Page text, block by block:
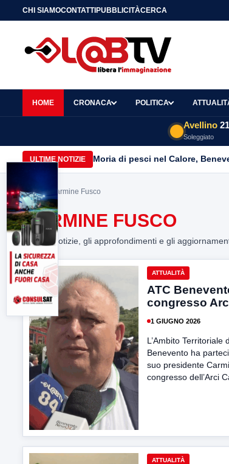
CHI SIAMOCONTATTIPUBBLICITÀCERCA
HOME CRONACA POLITICA
Avellino
Soleggiato
ULTIME NOTIZIE Moria di pesci nel Calore,
Home> Carmine Fusco
CARMINE FUSCO
Tutte le notizie, gli approfondimenti e gli
ATTUALITÀ
ATC
congresso
1 GIUGNO 2026
L’Ambito Territoriale
Benevento ha
suo presidente
congresso dell’Arci
ATTUALITÀ